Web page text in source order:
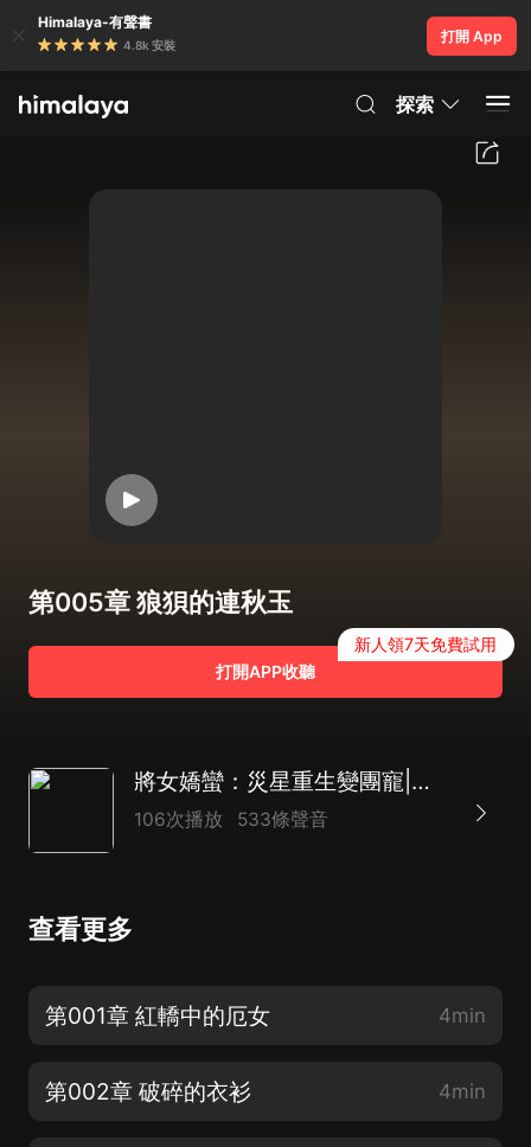
Himalaya-有聲書
4.8k 安裝
打開 App
探索
第005章 狼狽的連秋玉
打開APP收聽
新人領7天免費試用
將女嬌蠻：災星重生變團寵|古言團寵|重生復仇|宮鬥宅鬥|AI多播
106次播放 533條聲音
查看更多
第001章 紅轎中的厄女 4min
第002章 破碎的衣衫 4min